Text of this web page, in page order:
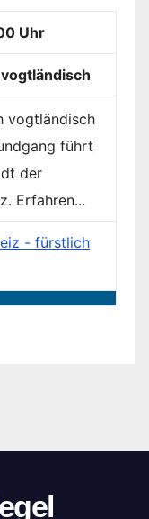
Uhr
führt
der
Erfahren...
- fürstlich